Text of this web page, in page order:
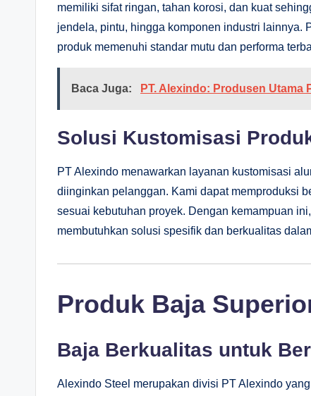
memiliki sifat ringan, tahan korosi, dan kuat
jendela, pintu, hingga komponen industri lainnya.
produk memenuhi standar mutu dan performa
Baca Juga: PT. Alexindo: Produsen
Solusi Kustomisasi
PT Alexindo menawarkan layanan kustomisasi
diinginkan pelanggan. Kami dapat memproduksi
sesuai kebutuhan proyek. Dengan kemampuan
membutuhkan solusi spesifik dan berkualitas
Produk Baja
Baja Berkualitas untuk
Alexindo Steel merupakan divisi PT Alexindo